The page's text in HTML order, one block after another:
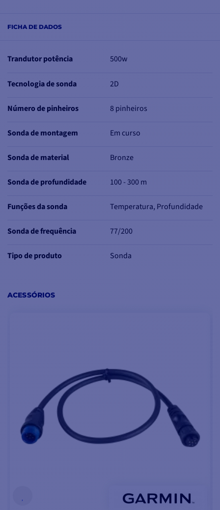
FICHA DE DADOS
Trandutor potência 500w
Tecnologia de sonda 2D
Número de pinheiros 8 pinheiros
Sonda de montagem Em curso
Sonda de material Bronze
Sonda de profundidade 100 - 300 m
Funções da sonda Temperatura, Profundidade
Sonda de frequência 77/200
Tipo de produto Sonda
Função de temperatura
Frequência dupla 77/200kHz
ACESSÓRIOS